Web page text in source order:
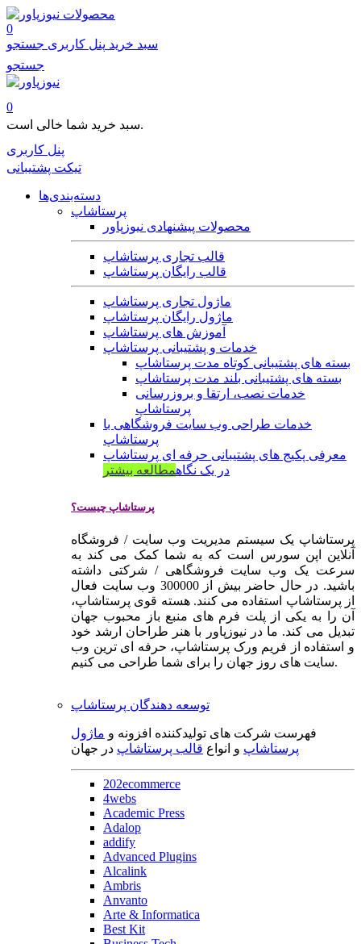
محصولات
0
سبد خرید پنل کاربری جستجو
جستجو
0
سبد خرید شما خالی است.
پنل کاربری
تیکت پشتیبانی
دسته‌بندی‌ها
پرستاشاپ
محصولات پیشنهادی نیوزپاور
قالب تجاری پرستاشاپ
قالب رایگان پرستاشاپ
ماژول تجاری پرستاشاپ
ماژول رایگان پرستاشاپ
آموزش های پرستاشاپ
خدمات و پشتیبانی پرستاشاپ
بسته های پشتیبانی کوتاه مدت پرستاشاپ
بسته های پشتیبانی بلند مدت پرستاشاپ
خدمات نصب، ارتقا و بروزرسانی
پرستاشاپ
خدمات طراحی وب سایت فروشگاهی با
پرستاشاپ
معرفی پکیج های پشتیبانی حرفه ای پرستاشاپ
در یک نگاهمطالعه بیشتر
پرستاشاپ چیست؟
پرستاشاپ یک سیستم مدیریت وب سایت / فروشگاه
آنلاین اپن سورس است که به شما کمک می کند به
سرعت یک وب سایت فروشگاهی / شرکتی داشته
باشید. در حال حاضر بیش از 300000 وب سایت فعال
از پرستاشاپ استفاده می کنند. هسته قوی پرستاشاپ،
آن را به یکی از پلت فرم های منبع باز محبوب جهان
تبدیل می کند. ما در نیوزپاور با هنر طراحان ارشد خود
و استفاده از فریم ورک پرستاشاپ، حرفه ای ترین وب
سایت های روز جهان را برای شما طراحی می کنیم.
توسعه دهندگان پرستاشاپ
فهرست شرکت های تولیدکننده افزونه و ماژول
پرستاشاپ و انواع قالب پرستاشاپ در جهان
202ecommerce
4webs
Academic Press
Adalop
addify
Advanced Plugins
Alcalink
Ambris
Anvanto
Arte & Informatica
Best Kit